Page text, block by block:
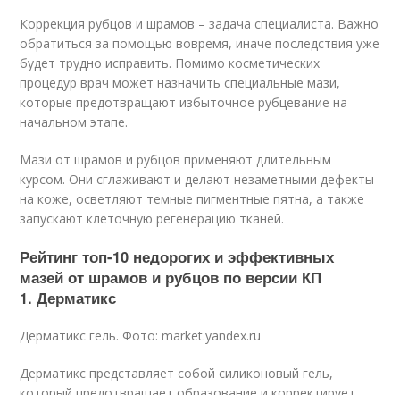
Коррекция рубцов и шрамов – задача специалиста. Важно
обратиться за помощью вовремя, иначе последствия уже
будет трудно исправить. Помимо косметических
процедур врач может назначить специальные мази,
которые предотвращают избыточное рубцевание на
начальном этапе.
Мази от шрамов и рубцов применяют длительным
курсом. Они сглаживают и делают незаметными дефекты
на коже, осветляют темные пигментные пятна, а также
запускают клеточную регенерацию тканей.
Рейтинг топ-10 недорогих и эффективных
мазей от шрамов и рубцов по версии КП
1. Дерматикс
Дерматикс гель. Фото: market.yandex.ru
Дерматикс представляет собой силиконовый гель,